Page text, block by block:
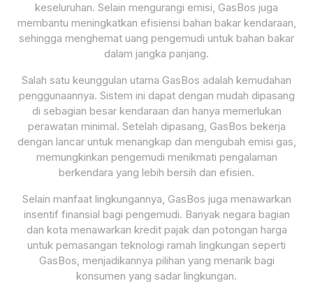
keseluruhan. Selain mengurangi emisi, GasBos juga
membantu meningkatkan efisiensi bahan bakar kendaraan,
sehingga menghemat uang pengemudi untuk bahan bakar
dalam jangka panjang.
Salah satu keunggulan utama GasBos adalah kemudahan
penggunaannya. Sistem ini dapat dengan mudah dipasang
di sebagian besar kendaraan dan hanya memerlukan
perawatan minimal. Setelah dipasang, GasBos bekerja
dengan lancar untuk menangkap dan mengubah emisi gas,
memungkinkan pengemudi menikmati pengalaman
berkendara yang lebih bersih dan efisien.
Selain manfaat lingkungannya, GasBos juga menawarkan
insentif finansial bagi pengemudi. Banyak negara bagian
dan kota menawarkan kredit pajak dan potongan harga
untuk pemasangan teknologi ramah lingkungan seperti
GasBos, menjadikannya pilihan yang menarik bagi
konsumen yang sadar lingkungan.